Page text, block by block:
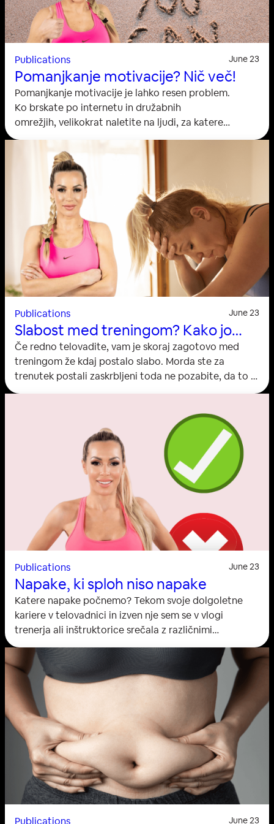
Publications June 23
Pomanjkanje motivacije? Nič več!
Pomanjkanje motivacije je lahko resen problem.
Ko brskate po internetu in družabnih
omrežjih, velikokrat naletite na ljudi, za katere
se vam zdi, da imajo neskončno energijo za vsak
dan. Najverjetneje se sprašujete, kako jim to
uspeva. Se tudi sami težko gibate in motivirate za
trening? Se zalotite, da se kdaj vprašate “Zakaj tega
ne morem sama storiti”? ali “Kako naj telovadim? »Ali
morda uživate v vadbi, a pogosto
preprosto niste razpoloženi za…
Publications June 23
Slabost med treningom? Kako jo
preprečiti?
Če redno telovadite, vam je skoraj zagotovo med
treningom že kdaj postalo slabo. Morda ste za
trenutek postali zaskrbljeni toda ne pozabite, da to ni
nenavaden pojav, ter da ga je mogoče preprečiti.
visoko intenzivnim treningom. Kaj povzroča slabost?
Dejavnikov, ki povzročajo ta pojav, je več. Najprej
preveč hrane ali tekočine v želodcu, ali pa
celo prazen želodec.…
Publications June 23
Napake, ki sploh niso napake
Katere napake počnemo? Tekom svoje dolgoletne
kariere v telovadnici in izven nje sem se v vlogi
trenerja ali inštruktorice srečala z različnimi
predsodki, ki so v glavnem moteči dejavniki celotnega
procesa. V tem besedilu bom poskušala opozoriti na
isto z argumentom, ki prinaša pravilno razmišljanje in
s tem boljše rezultate. Ženske ne smejo dvigovati
uteži,…
Publications June 23